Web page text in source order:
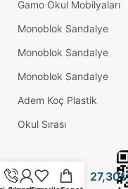
Gamo Okul Mobilyaları
Monoblok Sandalye
Monoblok Sandalye
Monoblok Sandalye
Adem Koç Plastik
Okul Sırası
Zirve
Ayak 15
Koltuk
Altı,
27,30₺